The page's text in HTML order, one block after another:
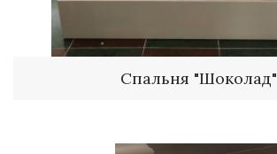
Спальня "Шоколад"